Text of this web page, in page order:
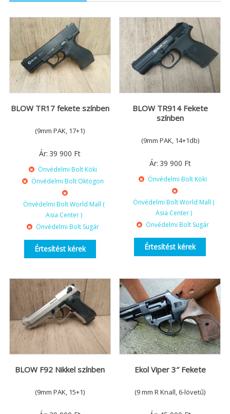
BLOW TR17 fekete színben
(9mm PAK, 17+1)
Ár: 39 900 Ft
Önvédelmi Bolt Köki
Önvédelmi Bolt Oktogon
Önvédelmi Bolt World Mall (
Asia Center )
Önvédelmi Bolt Sugár
Értesítést kérek
BLOW TR914 Fekete
színben
(9mm PAK, 14+1db)
Ár: 39 900 Ft
Önvédelmi Bolt Köki
Önvédelmi Bolt World Mall (
Asia Center )
Önvédelmi Bolt Sugár
Értesítést kérek
BLOW F92 Nikkel színben
(9mm PAK, 15+1)
Ekol Viper 3″ Fekete
(9 mm R Knall, 6-lövetű)